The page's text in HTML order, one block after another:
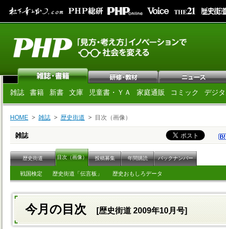
雑誌 書籍 新書 文庫 児童書・ＹＡ 家庭通販 コミック デジ
HOME 雑誌 歴史街道 目次（画像）
雑誌
歴史街道 目次（画像） 投稿募集 年間購読 バックナンバー
戦国検定 歴史街道「伝言板」 歴史おもしろデータ
今月の目次 [歴史街道 2009年10月号]